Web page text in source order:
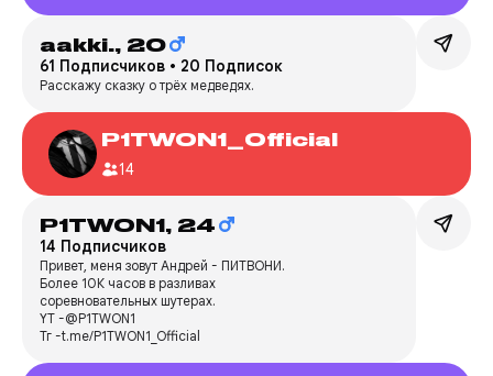
aakki., 20
61 Подписчиков • 20 Подписок
Расскажу сказку о трёх медведях.
P1TWON1_Official
14
P1TWON1, 24
14 Подписчиков
Привет, меня зовут Андрей - ПИТВОНИ.
Более 10К часов в разливах
соревновательных шутерах.
YT -@P1TWON1
Тг -t.me/P1TWON1_Official